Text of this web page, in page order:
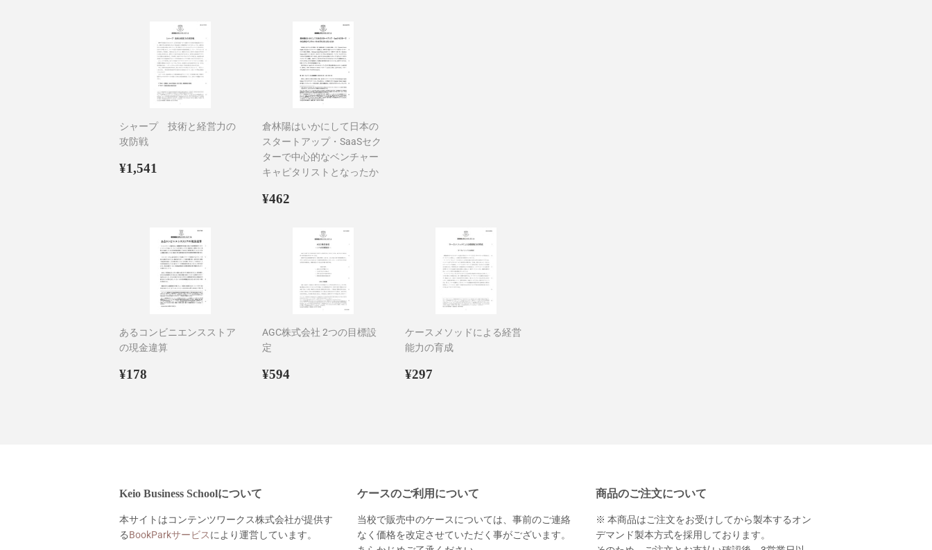
シャープ 技術と経営力の
攻防戦
通
¥1,541
倉林陽はいかにして日本の
スタートアップ・SaaSセク
ターで中心的なベンチャー
キャピタリストとなったか
通
¥462
あるコンビニエンスストア
の現金違算
通
¥178
AGC株式会社 2つの目標設
定
通
¥594
ケースメソッドによる経営
能力の育成
通
¥297
Keio Business Schoolについて
本サイトはコンテンツワークス株式会社が提供す
るBookParkサービスにより運営しています。
ケースのご利用について
当校で販売中のケースについては、事前のご連絡
なく価格を改定させていただく事がございます。
商品のご注文について
※ 本商品はご注文をお受けしてから製本するオン
デマンド製本方式を採用しております。